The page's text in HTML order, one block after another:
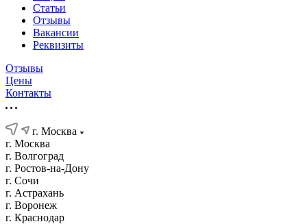
Статьи
Отзывы
Вакансии
Реквизиты
Отзывы
Цены
Контакты
г. Москва
г. Москва
г. Волгоград
г. Ростов-на-Дону
г. Сочи
г. Астрахань
г. Воронеж
г. Краснодар